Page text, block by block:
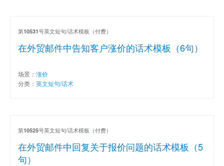
在外贸邮件中告知客户涨价的话术模板（6句）
第10531号英文短句/话术模板（付费）
场景： 涨价
分类： 英文短句/话术
在外贸邮件中回复关于报价问题的话术模板（5
句）
第10525号英文短句/话术模板（付费）